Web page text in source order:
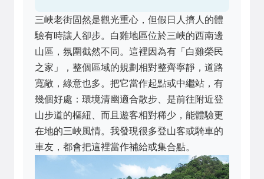
三峽老街固然是觀光重心，但假日人擠人的體
驗有時讓人卻步。白雞地區位於三峽的西南邊
山區，氛圍截然不同。這裡因為有「白雞榮民
之家」，整個區域的規劃相對整齊寧靜，道路
寬敞，綠意也多。把它當作起點或中繼站，有
幾個好處：環境清幽適合散步、是前往附近登
山步道的樞紐、而且遊客相對稀少，能體驗更
在地的三峽風情。我發現很多登山客或騎車的
車友，都會把這裡當作補給或集合點。